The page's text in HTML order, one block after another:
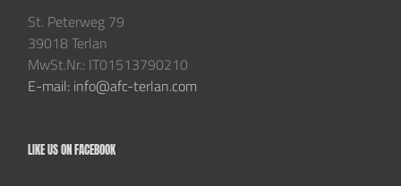
St. Peterweg 79
39018 Terlan
MwSt.Nr.: IT01513790210
E-mail: info@afc-terlan.com
LIKE US ON FACEBOOK